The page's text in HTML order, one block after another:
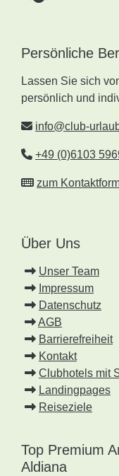
Persönliche
Lassen Sie sich
persönlich und
info@club-
+49 (0)6103
zum
Über Uns
Unser Team
Impressum
Datenschutz
AGB
Barrierefreiheit
Kontakt
Clubhotels mit
Landingpages
Reiseziele
Top Premium
Aldiana